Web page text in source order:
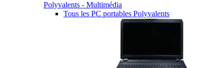
Polyvalents - Multimédia
Tous les PC portables Polyvalents